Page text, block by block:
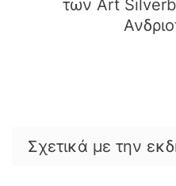
των Art
Σχετικά με την